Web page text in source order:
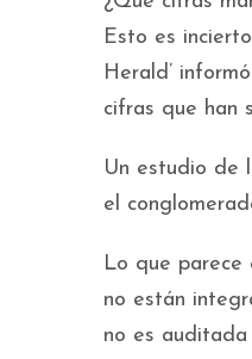
Esto es
Herald’
cifras que han
Un estudio de
el
Lo que parece
no están
no es